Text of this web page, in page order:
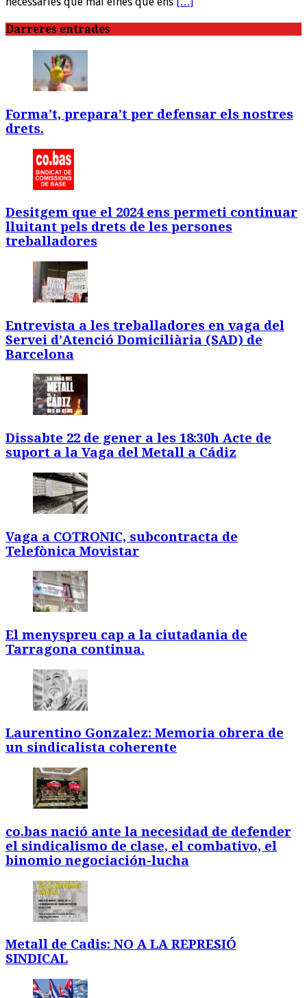
Darreres entrades
Forma’t, prepara’t per defensar els nostres
drets.
Desitgem que el 2024 ens permeti continuar
lluitant pels drets de les persones
treballadores
Entrevista a les treballadores en vaga del
Servei d’Atenció Domiciliària (SAD) de
Barcelona
Dissabte 22 de gener a les 18:30h Acte de
suport a la Vaga del Metall a Cádiz
Vaga a COTRONIC, subcontracta de
Telefònica Movistar
El menyspreu cap a la ciutadania de
Tarragona continua.
Laurentino Gonzalez: Memoria obrera de
un sindicalista coherente
co.bas nació ante la necesidad de defender
el sindicalismo de clase, el combativo, el
binomio negociación-lucha
Metall de Cadis: NO A LA REPRESIÓ
SINDICAL